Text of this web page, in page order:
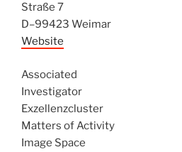
Straße 7
D–99423 Weimar
Website
Associated
Investigator
Exzellenzcluster
Matters of Activity
Image Space